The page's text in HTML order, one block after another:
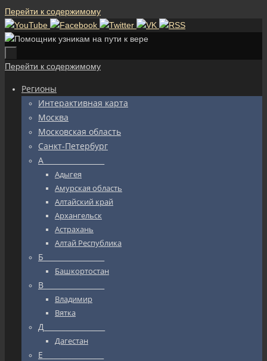
Перейти к содержимому
Перейти к содержимому
Регионы
Интерактивная карта
Москва
Московская область
Санкт-Петербург
А_________________
Адыгея
Амурская область
Алтайский край
Архангельск
Астрахань
Алтай Республика
Б_________________
Башкортостан
В_________________
Владимир
Вятка
Д_________________
Дагестан
Е_________________